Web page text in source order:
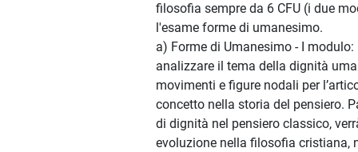
filosofia sempre da 6 CFU (i due
l'esame forme di umanesimo.
a) Forme di Umanesimo - I
analizzare il tema della dignità
movimenti e figure nodali per
concetto nella storia del pensiero.
di dignità nel pensiero classico,
evoluzione nella filosofia cristiana,